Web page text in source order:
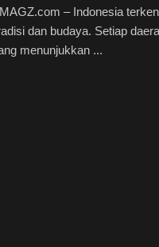
– Indonesia
dan budaya. Setiap
menunjukkan ...